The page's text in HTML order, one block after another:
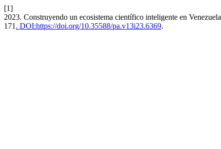
[1]
2023. Construyendo un ecosistema científico inteligente en
171 . DOI:https://doi.org/10.35588/pa.v13i23.6369.